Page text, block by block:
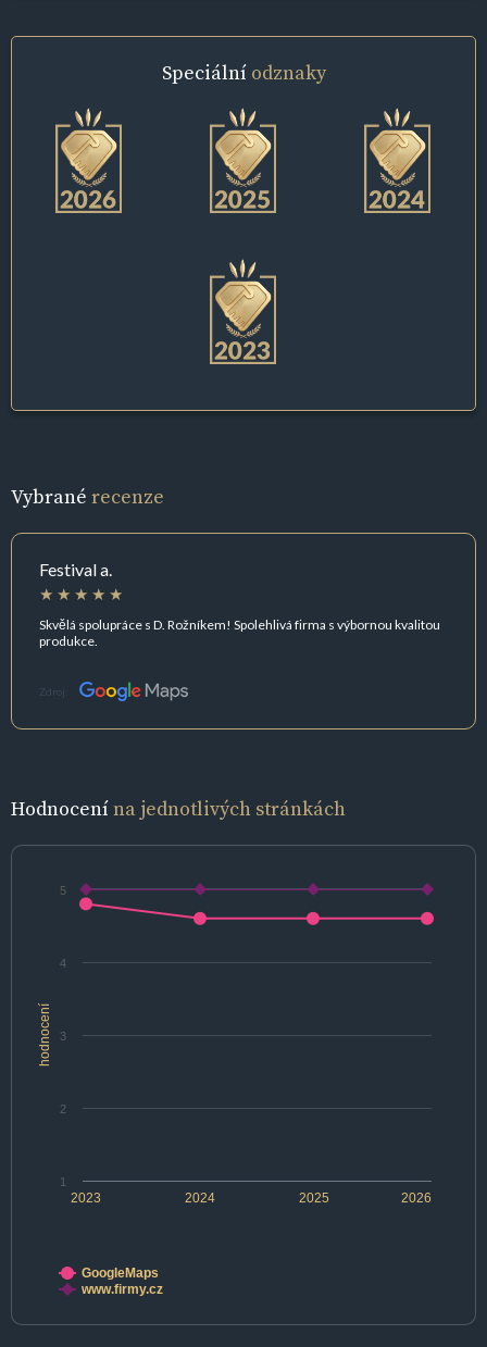
Speciální odznaky
Vybrané recenze
Festival a.
Skvělá spolupráce s D. Rožníkem! Spolehlivá firma s výbornou kvalitou
produkce.
Zdroj:
Hodnocenína jednotlivých stránkách
hodnocení
2024 2026
2023 2025
1
2
3
4
5
GoogleMaps
www.firmy.cz